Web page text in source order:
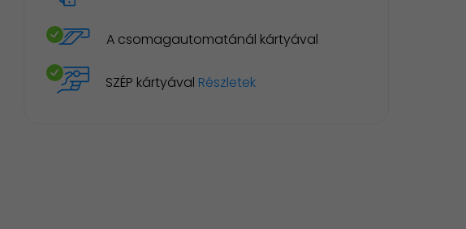
A csomagautomatánál kártyával
SZÉP kártyával Részletek